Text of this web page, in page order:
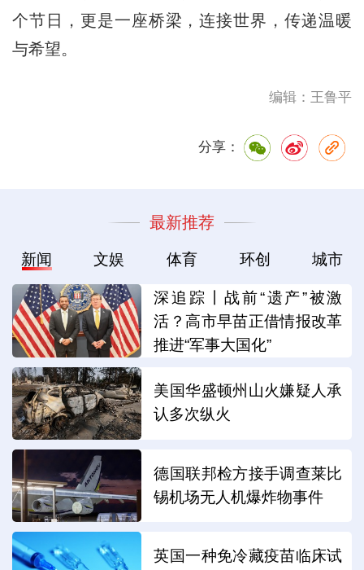
个节日，更是一座桥梁，连接世界，传递温暖
与希望。
编辑：王鲁平
分享：
最新推荐
新闻 文娱 体育 环创 城市
深追踪丨战前“遗产”被激
活？高市早苗正借情报改革
推进“军事大国化”
美国华盛顿州山火嫌疑人承
认多次纵火
德国联邦检方接手调查莱比
锡机场无人机爆炸物事件
英国一种免冷藏疫苗临床试